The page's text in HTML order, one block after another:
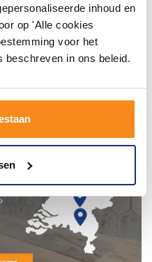
inhoud en
op 'Alle cookies
voor het
beschreven in ons beleid.